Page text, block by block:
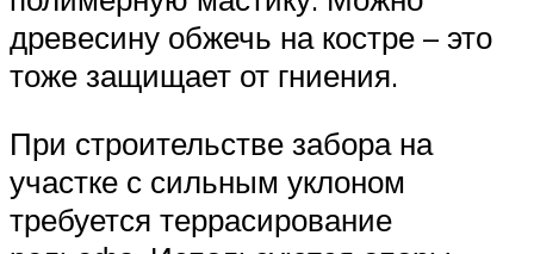
древесину обжечь на костре – это
тоже защищает от гниения.
При строительстве забора на
участке с сильным уклоном
требуется террасирование